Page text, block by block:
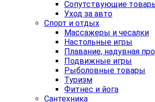
Сопутствующие
Уход за авто
Спорт и отдых
Массажеры и чесалки
Настольные игры
Плавание, надувная
Подвижные игры
Рыболовные товары
Туризм
Фитнес и йога
Сантехника